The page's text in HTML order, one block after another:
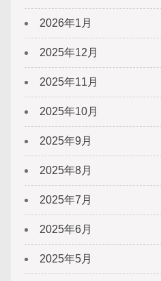
2026年1月
2025年12月
2025年11月
2025年10月
2025年9月
2025年8月
2025年7月
2025年6月
2025年5月